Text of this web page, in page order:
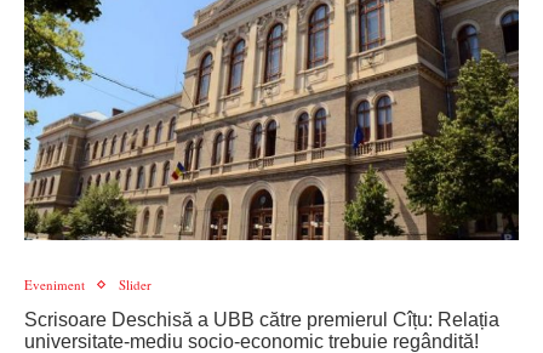
Eveniment Slider
Scrisoare Deschisă a UBB către premierul Cîțu: Relația
universitate-mediu socio-economic trebuie regândită!